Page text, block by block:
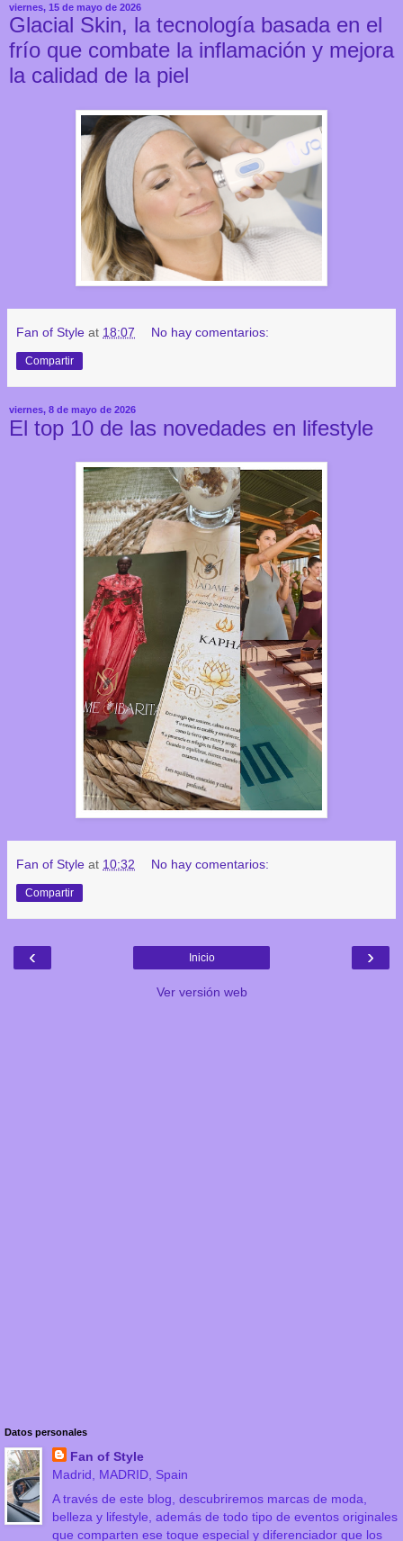
viernes, 15 de mayo de 2026
Glacial Skin, la tecnología basada en el
frío que combate la inflamación y mejora
la calidad de la piel
Fan of Style at 18:07 No hay comentarios:
Compartir
viernes, 8 de mayo de 2026
El top 10 de las novedades en lifestyle
Fan of Style at 10:32 No hay comentarios:
Compartir
‹ ›
Inicio
Ver versión web
Datos personales
Fan of Style
Madrid, MADRID, Spain
A través de este blog, descubriremos marcas de moda,
belleza y lifestyle, además de todo tipo de eventos originales
que comparten ese toque especial y diferenciador que los